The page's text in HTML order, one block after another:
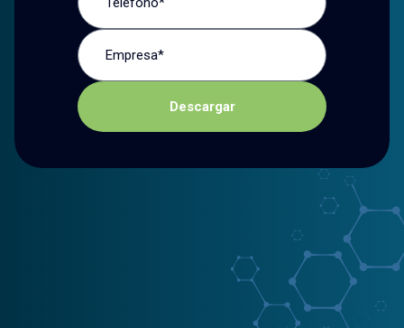
Descargar